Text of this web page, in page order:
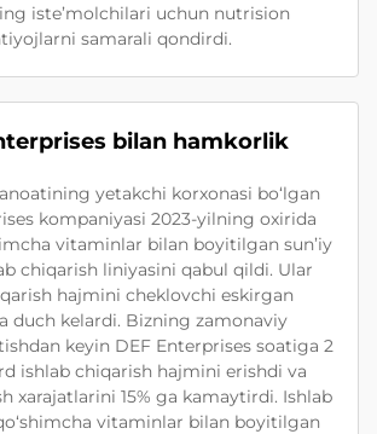
iste’molchilari uchun nutrision
samarali qondirdi.
bilan hamkorlik
yetakchi korxonasi bo‘lgan
kompaniyasi 2023-yilning oxirida
vitaminlar bilan boyitilgan sun’iy
chiqarish liniyasini qabul qildi. Ular
hajmini cheklovchi eskirgan
duch kelardi. Bizning zamonaviy
keyin DEF Enterprises soatiga 2
ishlab chiqarish hajmini erishdi va
xarajatlarini 15% ga kamaytirdi. Ishlab
vitaminlar bilan boyitilgan